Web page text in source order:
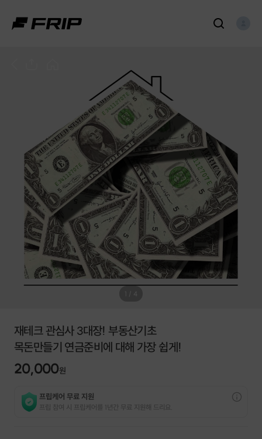
/ 4
재테크 관심사 3대장! 부동산기초
목돈만들기 연금준비에 대해 가장 쉽게!
20,000원
프립케어 무료 지원
프립 참여 시 프립케어를 1년간 무료 지원해 드리요.